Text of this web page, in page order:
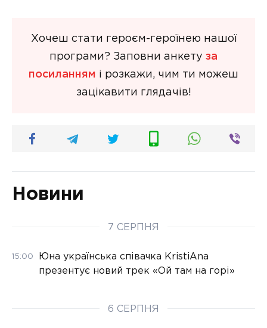
Хочеш стати героєм-героїнею нашої
програми? Заповни анкету за
посиланням і розкажи, чим ти можеш
зацікавити глядачів!
Новини
7 СЕРПНЯ
15:00
Юна українська співачка KristiAna
презентує новий трек «Ой там на горі»
6 СЕРПНЯ